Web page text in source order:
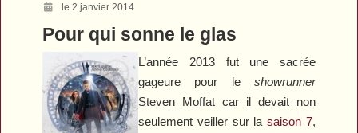
le 2 janvier 2014
Pour qui sonne le glas
L’année 2013 fut une sacrée
gageure pour le showrunner
Steven Moffat car il devait non
seulement veiller sur la saison 7,